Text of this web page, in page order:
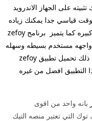
على الجهاز الاندرويد
وقت قياسي جدا يمكنك زياده
المتابعين على تطبيق تيك توك بطريقه سهله كبيره كما يتميز برنامج zefoy
واجهه مستخدم بسيطه وسهله
لا يوجد بها اي مشاكل على الاطلاق ضيف الى ذلك تحميل تطبيق zefoy
التطبيق افضل من غيره
بانه واحد من اقوى
توك التي تعتبر منصه التيك